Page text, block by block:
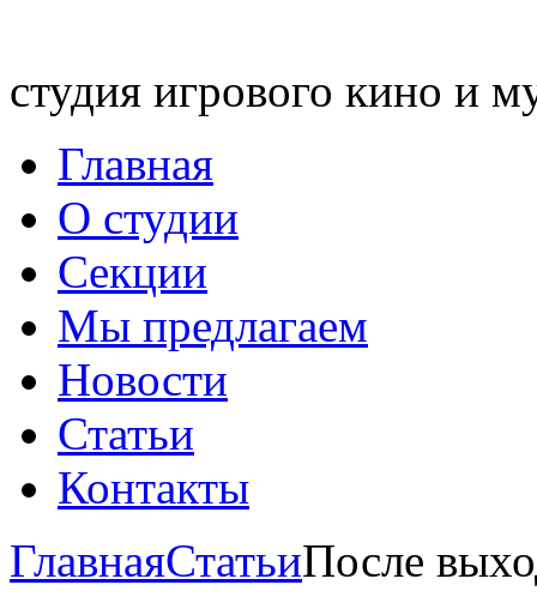
студия игрового кино и
Главная
О студии
Секции
Мы предлагаем
Новости
Статьи
Контакты
ГлавнаяСтатьиПосле